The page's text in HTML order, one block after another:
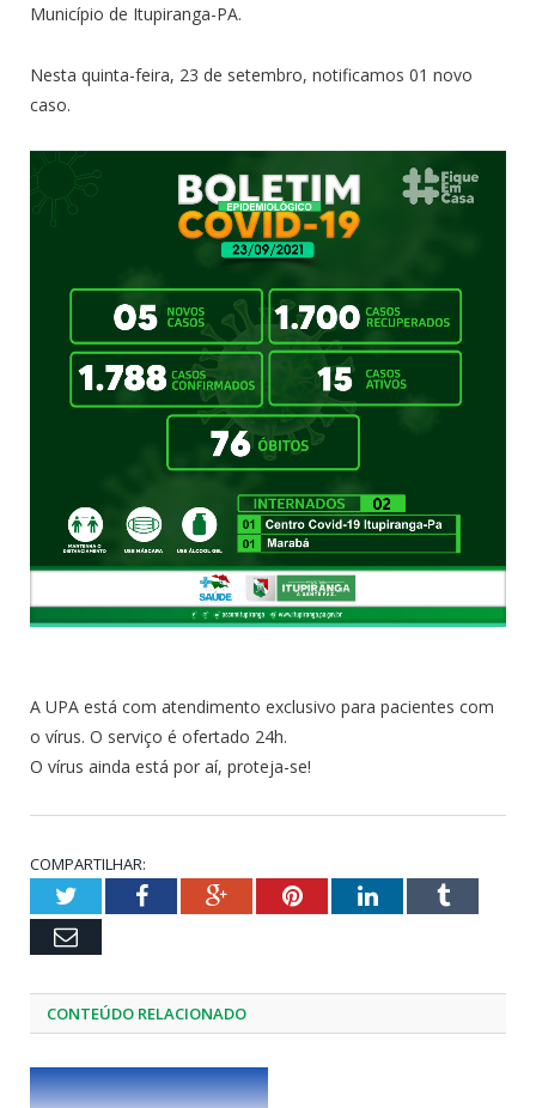
Município de Itupiranga-PA.
Nesta quinta-feira, 23 de setembro, notificamos 01 novo
caso.
A UPA está com atendimento exclusivo para pacientes com
o vírus. O serviço é ofertado 24h.
O vírus ainda está por aí, proteja-se!
COMPARTILHAR:
TwitterFacebookGoogle+PinterestLinkedInTumblr
Email
CONTEÚDO RELACIONADO